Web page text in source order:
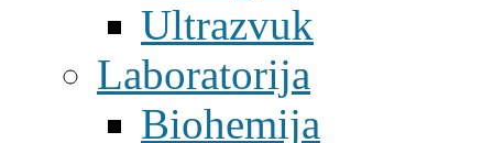
Ultrazvuk
Laboratorija
Biohemija